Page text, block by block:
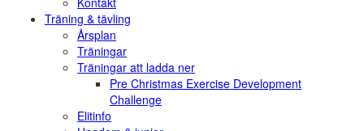
Träning & tävling
Årsplan
Träningar
Träningar att ladda ner
Pre Christmas Exercise Development
Challenge
Elitinfo